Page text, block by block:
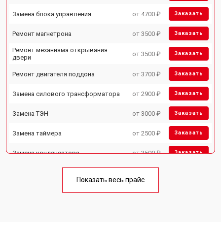
Замена блока управления от 4700 ₽ Заказать
Ремонт магнетрона от 3500 ₽ Заказать
Ремонт механизма открывания
двери
от 3500 ₽ Заказать
Ремонт двигателя поддона от 3700 ₽ Заказать
Замена силового трансформатора от 2900 ₽ Заказать
Замена ТЭН от 3000 ₽ Заказать
Замена таймера от 2500 ₽ Заказать
Замена конденсатора от 3500 ₽ Заказать
Ремонт платы управления
Замена лампочки от 2400 ₽
Показать весь прайс